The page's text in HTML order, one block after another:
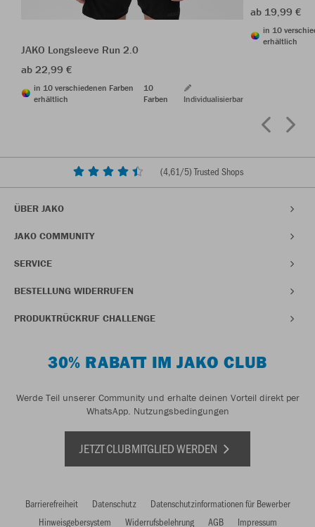
JAKO Longsleeve Run 2.0
ab 22,99 €
in 10 verschiedenen Farben
erhältlich
10
Farben
Individualisierbar
ab 19,99 €
in 10
erhältlich
(4,61/5) Trusted Shops
ÜBER JAKO
JAKO COMMUNITY
SERVICE
BESTELLUNG WIDERRUFEN
PRODUKTRÜCKRUF CHALLENGE
30% RABATT IM JAKO CLUB
Werde Teil unserer Community und erhalte deinen Vorteil direkt per
WhatsApp. Nutzungsbedingungen
JETZT CLUBMITGLIED WERDEN
Barrierefreiheit Datenschutz
Datenschutzinformationen für Bewerber
Hinweisgebersystem
Widerrufsbelehrung AGB Impressum